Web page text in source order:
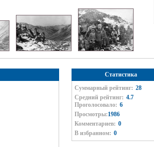
Статистика
Суммарный рейтинг: 28
Средний рейтинг: 4.7
Проголосовало: 6
Просмотры:1986
Комментариев: 0
В избранном: 0